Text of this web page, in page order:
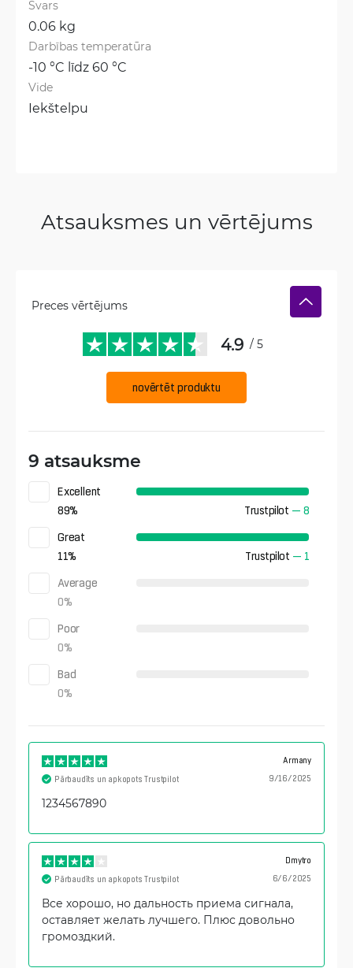
Svars
0.06 kg
Darbības temperatūra
-10 °C līdz 60 °C
Vide
Iekštelpu
Atsauksmes un vērtējums
Preces vērtējums
4.9 / 5
novērtēt produktu
9 atsauksme
Excellent
89% Trustpilot — 8
Great
11% Trustpilot — 1
Average
0%
Poor
0%
Bad
0%
Armany
9/16/2025
Pārbaudīts un apkopots Trustpilot
1234567890
Dmytro
6/6/2025
Pārbaudīts un apkopots Trustpilot
Все хорошо, но дальность приема сигнала,
оставляет желать лучшего. Плюс довольно
громоздкий.